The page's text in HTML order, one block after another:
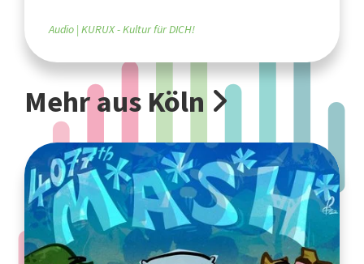
Audio KURUX - Kultur für DICH!
Mehr aus Köln